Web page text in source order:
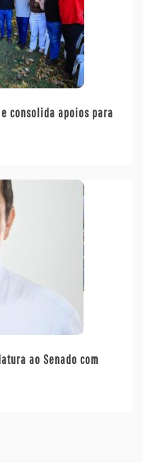
consolida apoios para
ao Senado com